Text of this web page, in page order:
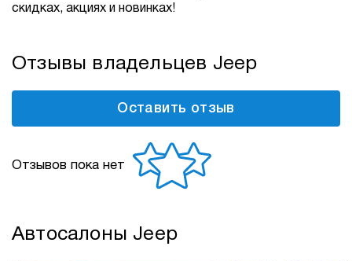
скидках, акциях и новинках!
Отзывы владельцев Jeep
Оставить отзыв
Отзывов пока нет
Автосалоны Jeep